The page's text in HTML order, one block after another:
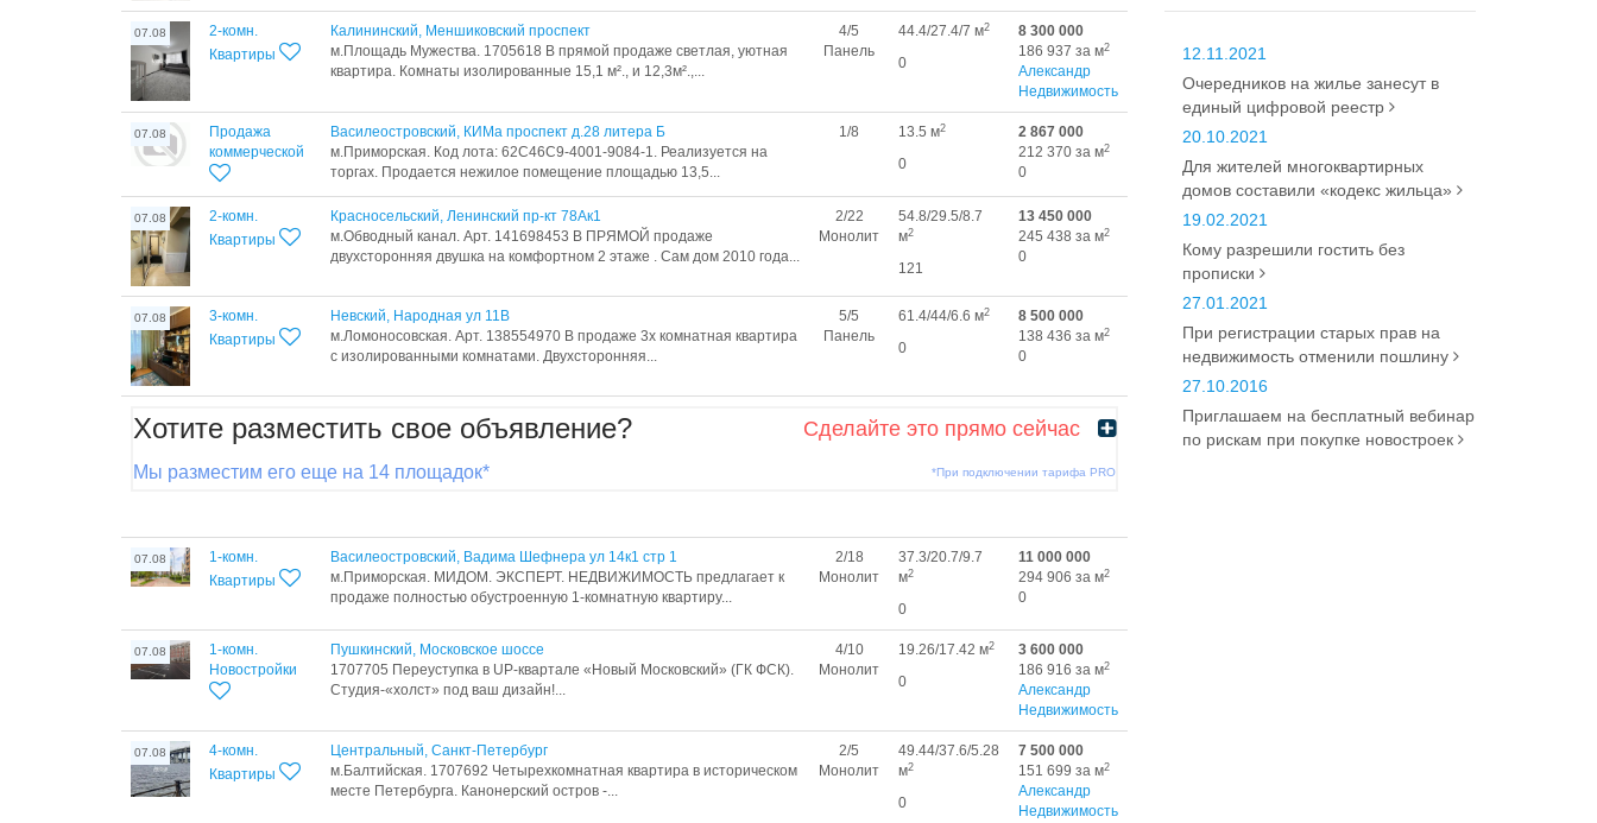
07.08
2-комн.
Квартиры
Калининский, Меншиковский проспект
м.Площадь Мужества. 1705618 В прямой продаже светлая, уютная
квартира. Комнаты изолированные 15,1 м²., и 12,3м².,...
4/5
Панель
44.4/27.4/7 м2
0
8 300 000
186 937 за м2
Александр
Недвижимость
07.08
Продажа
коммерческой
Василеостровский, КИМа проспект д.28 литера Б
м.Приморская. Код лота: 62C46C9-4001-9084-1. Реализуется на
торгах. Продается нежилое помещение площадью 13,5...
1/8 13.5 м2
0
2 867 000
212 370 за м2
0
07.08
2-комн.
Квартиры
Красносельский, Ленинский пр-кт 78Ак1
м.Обводный канал. Арт. 141698453 В ПРЯМОЙ продаже
двухсторонняя двушка на комфортном 2 этаже . Сам дом 2010 года...
2/22
Монолит
54.8/29.5/8.7
м2
121
13 450 000
245 438 за м2
0
07.08
3-комн.
Квартиры
Невский, Народная ул 11В
м.Ломоносовская. Арт. 138554970 В продаже 3х комнатная квартира
с изолированными комнатами. Двухсторонняя...
5/5
Панель
61.4/44/6.6 м2
0
8 500 000
138 436 за м2
0
Хотите разместить свое объявление?
Мы разместим его еще на 14 площадок*
Сделайте это прямо сейчас
*При подключении тарифа PRO
07.08
1-комн.
Квартиры
Василеостровский, Вадима Шефнера ул 14к1 стр 1
м.Приморская. МИДОМ. ЭКСПЕРТ. НЕДВИЖИМОСТЬ предлагает к
продаже полностью обустроенную 1-комнатную квартиру...
2/18
Монолит
37.3/20.7/9.7
м2
0
11 000 000
294 906 за м2
0
07.08
1-комн.
Новостройки
Пушкинский, Московское шоссе
1707705 Переуступка в UP-квартале «Новый Московский» (ГК ФСК).
Студия-«холст» под ваш дизайн!...
4/10
Монолит
19.26/17.42 м2
0
3 600 000
186 916 за м2
Александр
Недвижимость
07.08
4-комн.
Квартиры
Центральный, Санкт-Петербург
м.Балтийская. 1707692 Четырехкомнатная квартира в историческом
месте Петербурга. Канонерский остров -...
2/5
Монолит
49.44/37.6/5.28
м2
0
7 500 000
151 699 за м2
Александр
Недвижимость
12.11.2021
Очередников на жилье занесут в
единый цифровой реестр
20.10.2021
Для жителей многоквартирных
домов составили «кодекс жильца»
19.02.2021
Кому разрешили гостить без
прописки
27.01.2021
При регистрации старых прав на
недвижимость отменили пошлину
27.10.2016
Приглашаем на бесплатный вебинар
по рискам при покупке новостроек